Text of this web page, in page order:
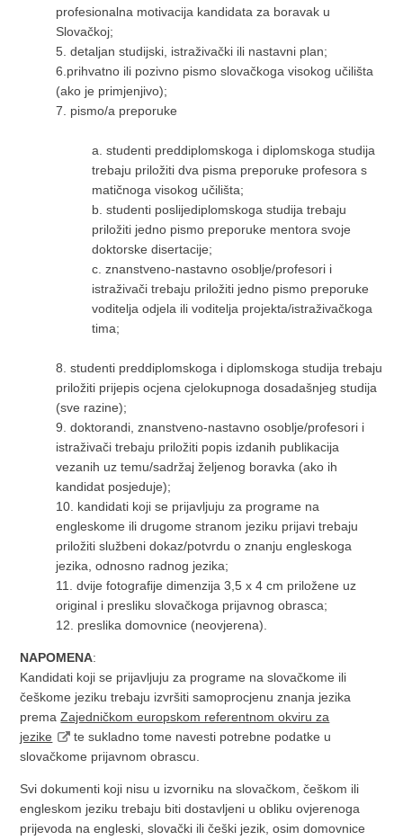
profesionalna motivacija kandidata za boravak u
Slovačkoj;
5. detaljan studijski, istraživački ili nastavni plan;
6.prihvatno ili pozivno pismo slovačkoga visokog učilišta
(ako je primjenjivo);
7. pismo/a preporuke
a. studenti preddiplomskoga i diplomskoga studija
trebaju priložiti dva pisma preporuke profesora s
matičnoga visokog učilišta;
b. studenti poslijediplomskoga studija trebaju
priložiti jedno pismo preporuke mentora svoje
doktorske disertacije;
c. znanstveno-nastavno osoblje/profesori i
istraživači trebaju priložiti jedno pismo preporuke
voditelja odjela ili voditelja projekta/istraživačkoga
tima;
8. studenti preddiplomskoga i diplomskoga studija trebaju
priložiti prijepis ocjena cjelokupnoga dosadašnjeg studija
(sve razine);
9. doktorandi, znanstveno-nastavno osoblje/profesori i
istraživači trebaju priložiti popis izdanih publikacija
vezanih uz temu/sadržaj željenog boravka (ako ih
kandidat posjeduje);
10. kandidati koji se prijavljuju za programe na
engleskome ili drugome stranom jeziku prijavi trebaju
priložiti službeni dokaz/potvrdu o znanju engleskoga
jezika, odnosno radnog jezika;
11. dvije fotografije dimenzija 3,5 x 4 cm priložene uz
original i presliku slovačkoga prijavnog obrasca;
12. preslika domovnice (neovjerena).
NAPOMENA:
Kandidati koji se prijavljuju za programe na slovačkome ili
češkome jeziku trebaju izvršiti samoprocjenu znanja jezika
premaZajedničkom europskom referentnom okviru za
jezike
te sukladno tome navesti potrebne podatke u
slovačkome prijavnom obrascu.
Svi dokumenti koji nisu u izvorniku na slovačkom, češkom ili
engleskom jeziku trebaju biti dostavljeni u obliku ovjerenoga
prijevoda na engleski, slovački ili češki jezik, osim domovnice